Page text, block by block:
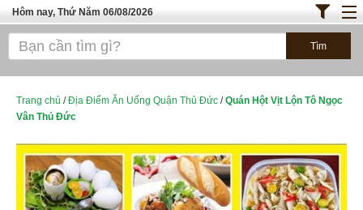
Hôm nay, Thứ Năm 06/08/2026
Trang chủ
Bánh - Đồ Ăn Vặt
TOP QUÁN ĂN
ĐỊA ĐIỂM ĂN UỐNG HÀ NỘI
Trang chủ /Địa Điểm Ăn Uống Quận Thủ Đức /Quán Hột Vịt Lộn Tô Ngọc
Vân Thủ Đức